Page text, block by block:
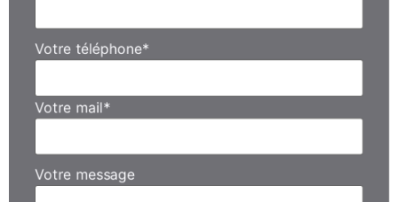
Votre téléphone*
Votre mail*
Votre message